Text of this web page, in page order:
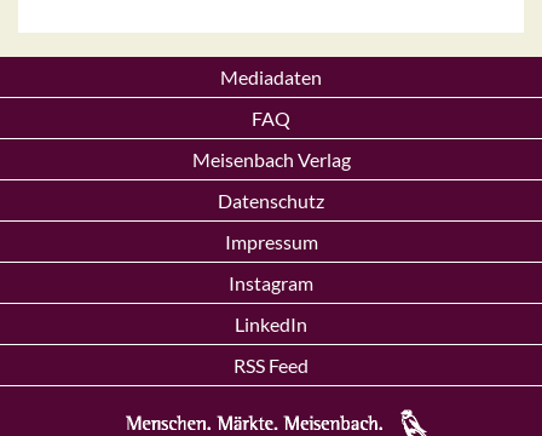
Mediadaten
FAQ
Meisenbach Verlag
Datenschutz
Impressum
Instagram
LinkedIn
RSS Feed